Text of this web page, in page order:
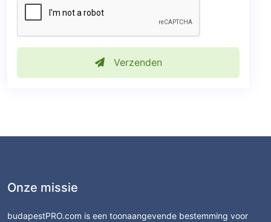
Verzenden
Onze missie
budapestPRO.com is een toonaangevende bestemming voor